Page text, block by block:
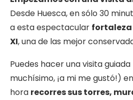
Desde Huesca, en sólo 30
a esta espectacular fortaleza
XI, una de las mejor
Puedes hacer una visita
muchísimo, ¡a mi me gustó!)
hora recorres sus torres,